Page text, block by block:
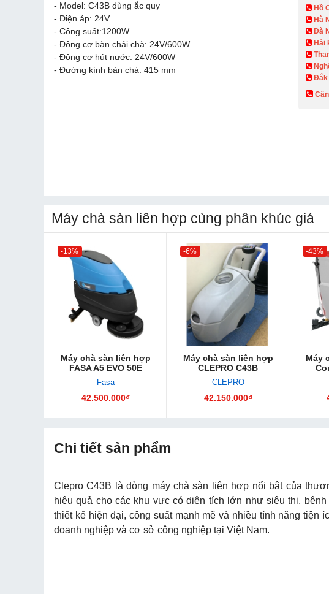
- Model: C43B dùng ắc quy
- Điện áp: 24V
- Công suất:1200W
- Động cơ bàn chải chà: 24V/600W
- Động cơ hút nước: 24V/600W
- Đường kính bàn chà: 415 mm
Hồ
Hà
Đà
Hải
Đắk
Máy chà sàn liên hợp cùng phân khúc giá
-13%
Máy chà sàn liên hợp
FASA A5 EVO 50E
Fasa
42.500.000₫
-6%
Máy chà sàn liên hợp
CLEPRO C43B
CLEPRO
42.150.000₫
-43%
Máy
Chi tiết sản phẩm
Clepro C43B là dòng máy chà sàn liên hợp nổi bật của
hiệu quả cho các khu vực có diện tích lớn như siêu thị,
thiết kế hiện đại, công suất mạnh mẽ và nhiều tính năng
doanh nghiệp và cơ sở công nghiệp tại Việt Nam.